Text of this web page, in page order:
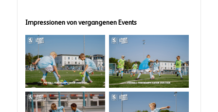
Impressionen von vergangenen Events